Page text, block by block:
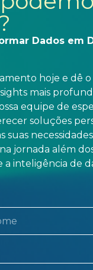
Dados em
hoje e dê o
mais
equipe de
soluções
suas
jornada além
a inteligência de